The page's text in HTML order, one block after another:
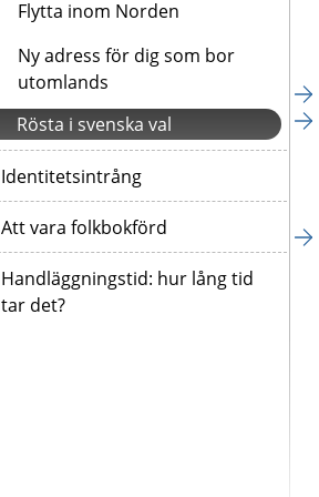
Flytta inom Norden
Ny adress för dig som bor
utomlands
Rösta i svenska val
Identitetsintrång
Att vara folkbokförd
Handläggningstid: hur lång tid
tar det?